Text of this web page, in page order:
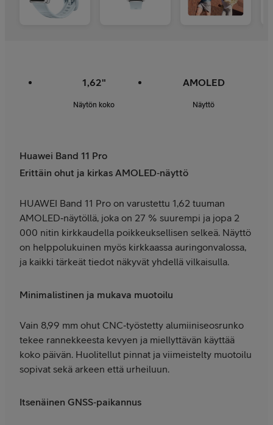
1,62"
Näytön koko
AMOLED
Näyttö
Huawei Band 11 Pro
Erittäin ohut ja kirkas AMOLED‑näyttö
HUAWEI Band 11 Pro on varustettu 1,62 tuuman
AMOLED‑näytöllä, joka on 27 % suurempi ja jopa 2
000 nitin kirkkaudella poikkeuksellisen selkeä. Näyttö
on helppolukuinen myös kirkkaassa auringonvalossa,
ja kaikki tärkeät tiedot näkyvät yhdellä vilkaisulla.
Minimalistinen ja mukava muotoilu
Vain 8,99 mm ohut CNC‑työstetty alumiiniseosrunko
tekee rannekkeesta kevyen ja miellyttävän käyttää
koko päivän. Huolitellut pinnat ja viimeistelty muotoilu
sopivat sekä arkeen että urheiluun.
Itsenäinen GNSS‑paikannus